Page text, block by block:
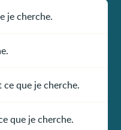
je cherche.
ce que je cherche.
que je cherche.